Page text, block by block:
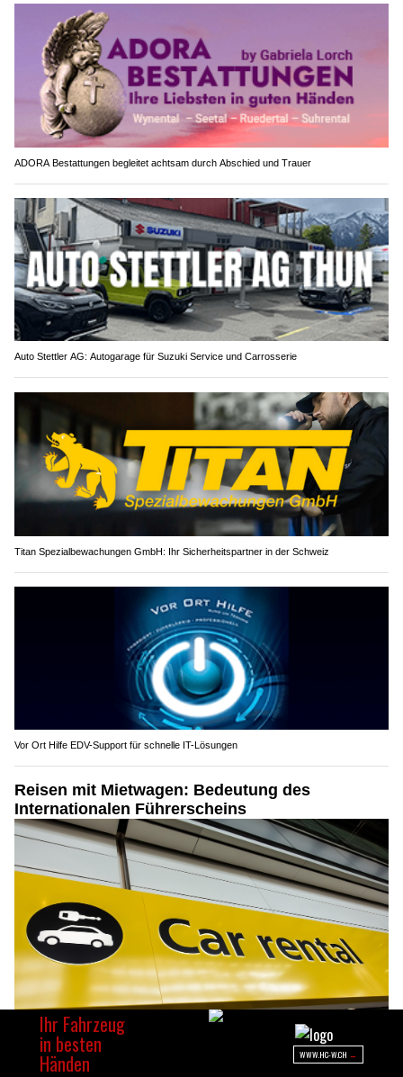
ADORA Bestattungen begleitet achtsam durch Abschied und Trauer
Auto Stettler AG: Autogarage für Suzuki Service und Carrosserie
Titan Spezialbewachungen GmbH: Ihr Sicherheitspartner in der Schweiz
Vor Ort Hilfe EDV-Support für schnelle IT-Lösungen
Reisen mit Mietwagen: Bedeutung des
Internationalen Führerscheins
05.05.26 VON